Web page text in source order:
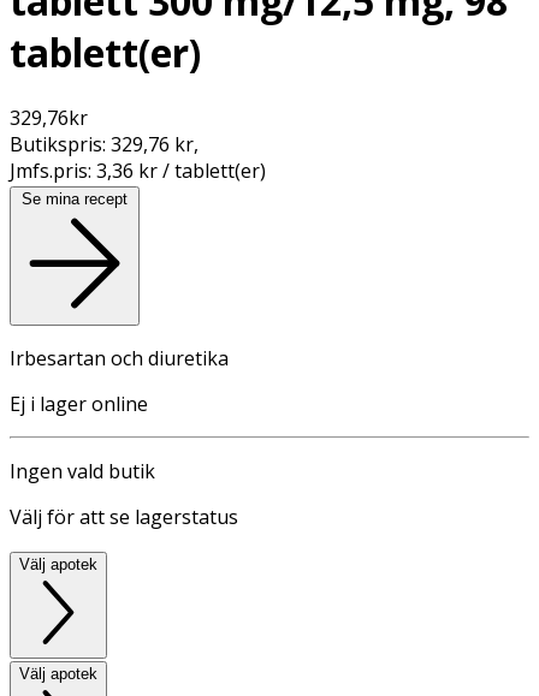
tablett(er)
329,76kr
Butikspris: 329,76 kr,
Jmfs.pris: 3,36 kr / tablett(er)
Se mina recept
Irbesartan och diuretika
Ej i lager online
Ingen vald butik
Välj för att se lagerstatus
Välj apotek
Välj apotek